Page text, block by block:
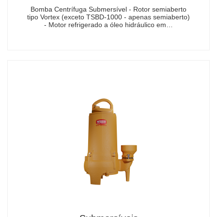
Bomba Centrífuga Submersível - Rotor semiaberto
tipo Vortex (exceto TSBD-1000 - apenas semiaberto)
- Motor refrigerado a óleo hidráulico em…